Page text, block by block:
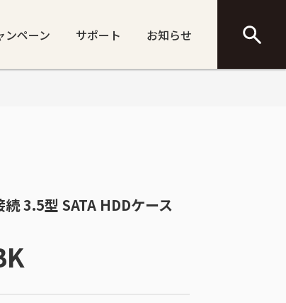
ンペーン サポート お知らせ
3.5型 SATA HDDケース